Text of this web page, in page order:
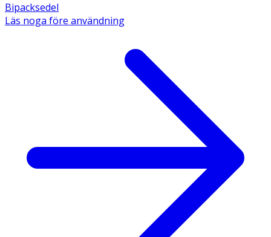
Bipacksedel
Läs noga före användning